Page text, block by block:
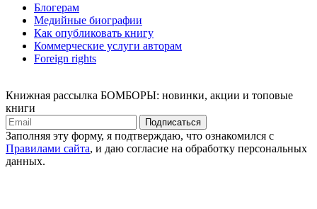
Блогерам
Медийные биографии
Как опубликовать книгу
Коммерческие услуги авторам
Foreign rights
Книжная рассылка БОМБОРЫ: новинки, акции и топовые
книги
Подписаться
Заполняя эту форму, я подтверждаю, что ознакомился с
Правилами сайта, и даю согласие на обработку персональных
данных.